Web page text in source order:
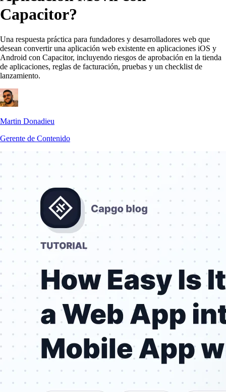
Capacitor?
Una respuesta práctica para fundadores y desarrolladores web que
desean convertir una aplicación web existente en aplicaciones iOS y
Android con Capacitor, incluyendo riesgos de aprobación en la tienda
de aplicaciones, reglas de facturación, pruebas y un checklist de
lanzamiento.
Martin Donadieu
Gerente de Contenido